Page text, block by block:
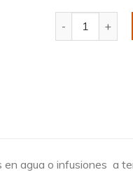
agua o infusiones a